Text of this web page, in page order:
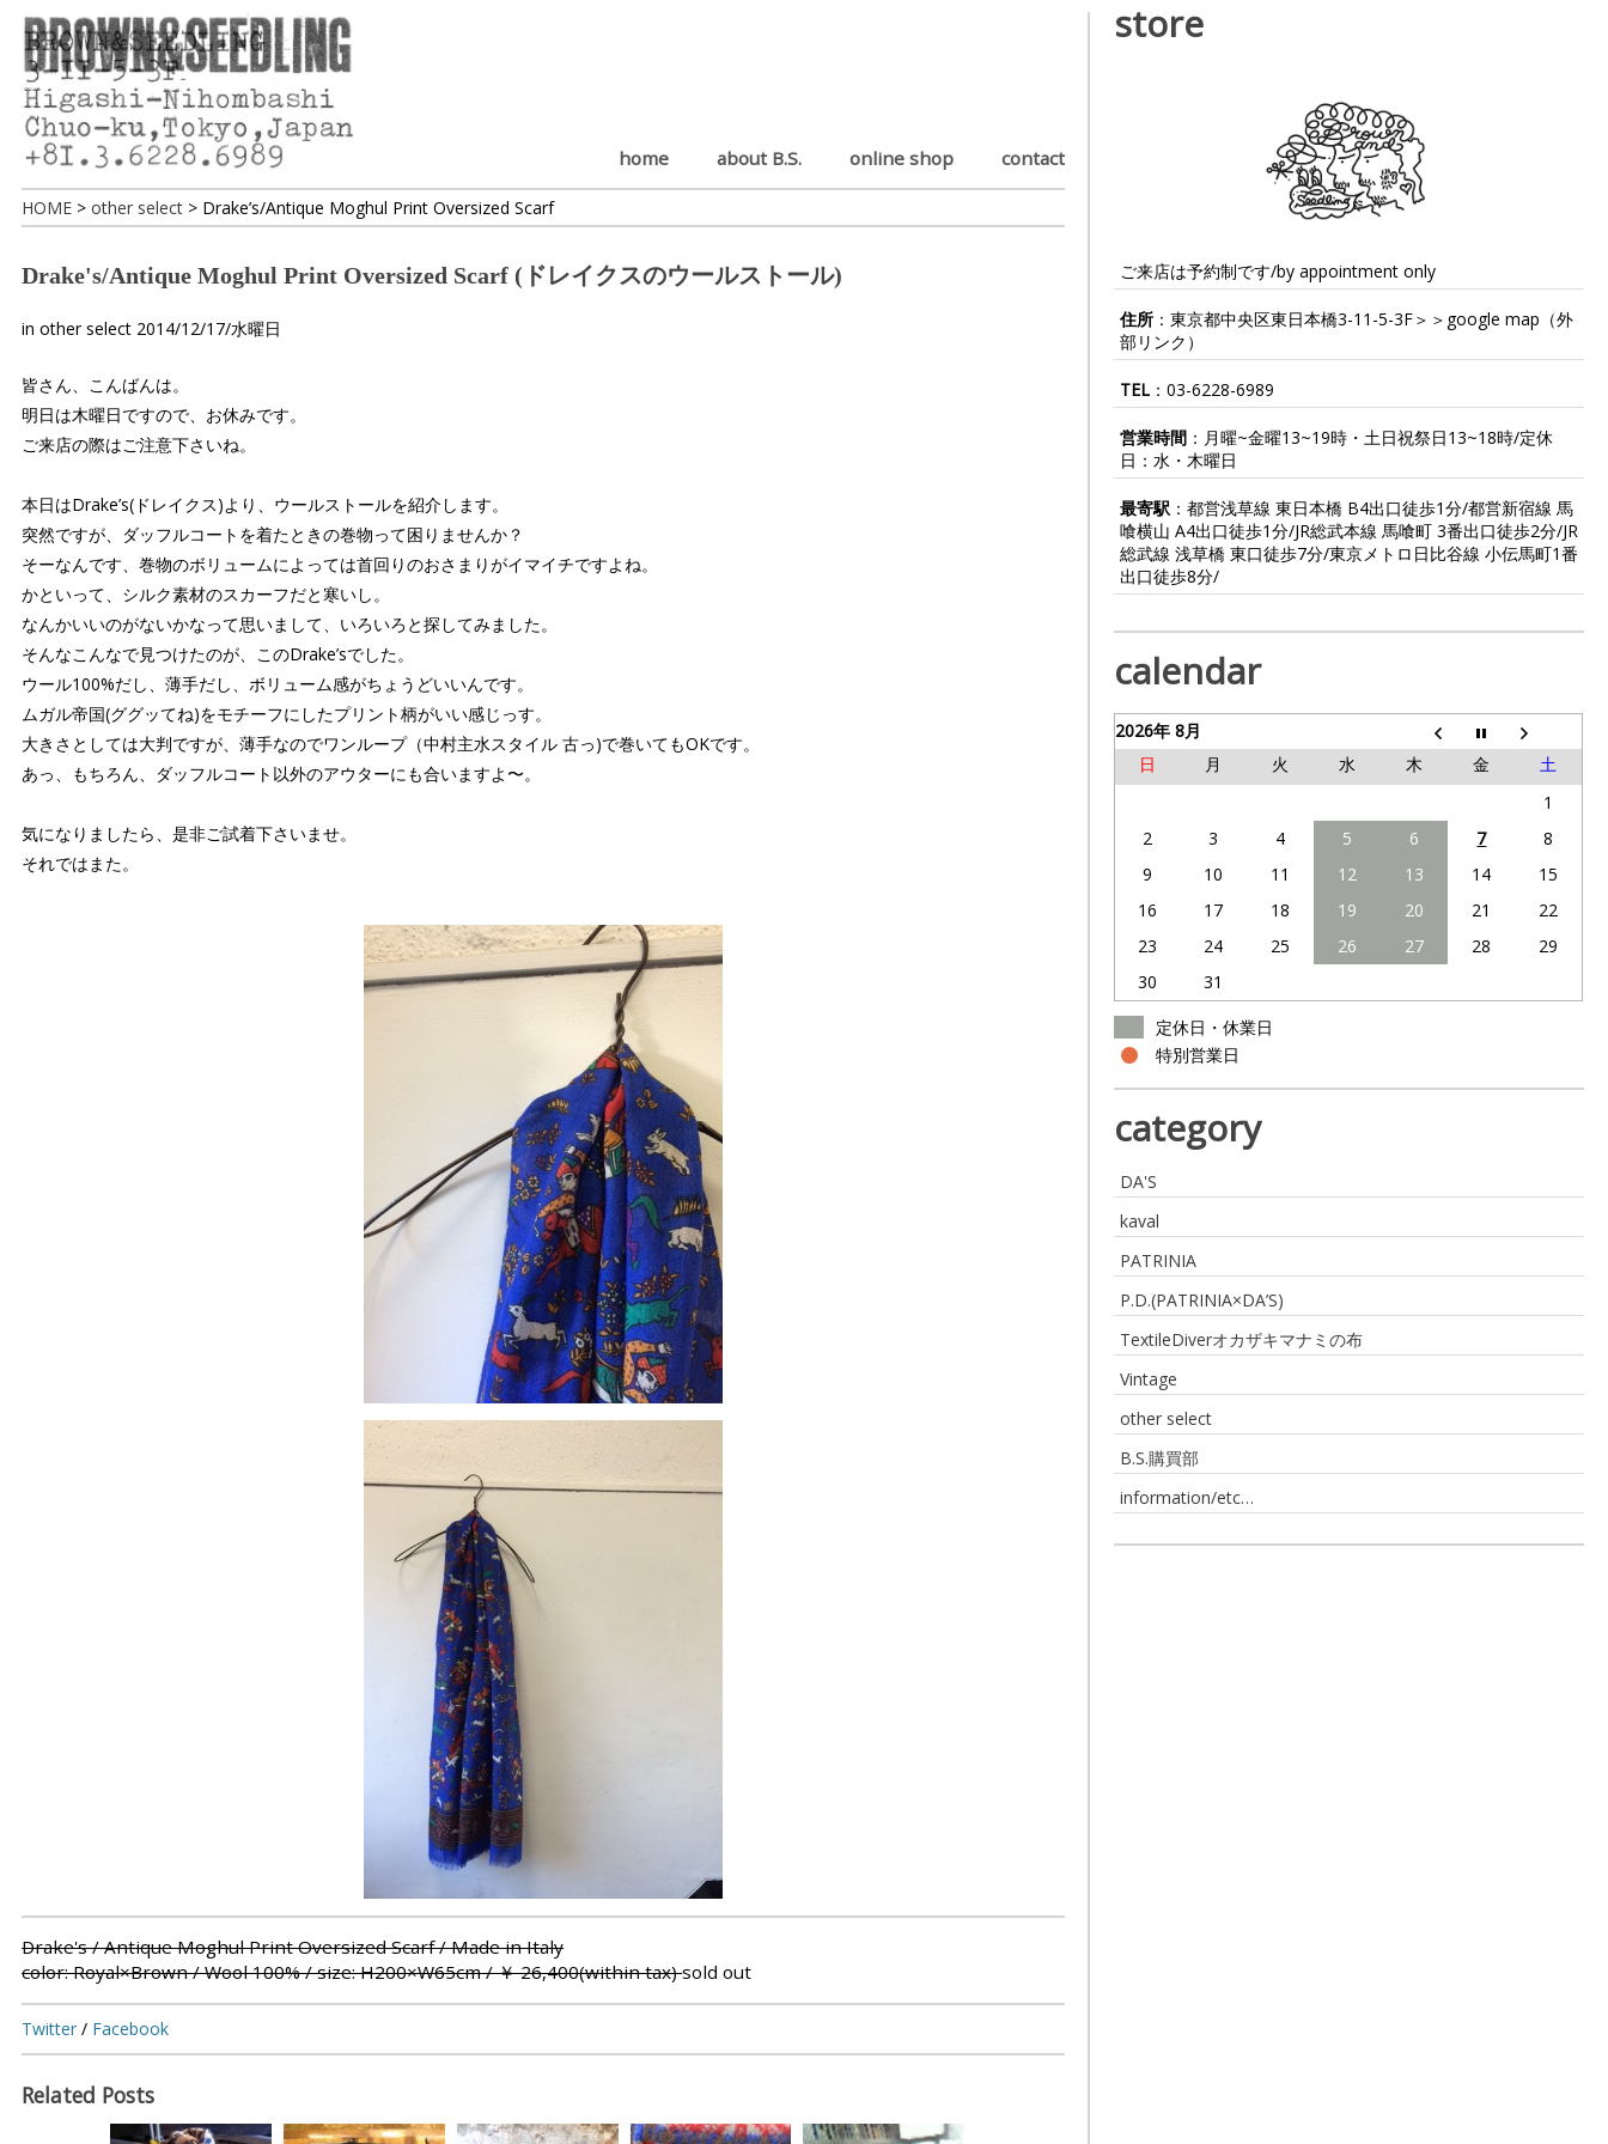
home about B.S. online shop contact
HOME >other select > Drake’s/Antique Moghul Print Oversized Scarf
Drake's/Antique Moghul Print Oversized Scarf (ドレイクスのウールストール)
inother select 2014/12/17/水曜日
皆さん、こんばんは。
明日は木曜日ですので、お休みです。
ご来店の際はご注意下さいね。
本日はDrake’s(ドレイクス)より、ウールストールを紹介します。
突然ですが、ダッフルコートを着たときの巻物って困りませんか？
そーなんです、巻物のボリュームによっては首回りのおさまりがイマイチですよね。
かといって、シルク素材のスカーフだと寒いし。
なんかいいのがないかなって思いまして、いろいろと探してみました。
そんなこんなで見つけたのが、このDrake’sでした。
ウール100%だし、薄手だし、ボリューム感がちょうどいいんです。
ムガル帝国(ググッてね)をモチーフにしたプリント柄がいい感じっす。
大きさとしては大判ですが、薄手なのでワンループ（中村主水スタイル 古っ)で巻いてもOKです。
あっ、もちろん、ダッフルコート以外のアウターにも合いますよ〜。
気になりましたら、是非ご試着下さいませ。
それではまた。
Drake's / Antique Moghul Print Oversized Scarf / Made in Italy
color: Royal×Brown / Wool 100% / size:H200×W65cm/ ￥ 26,400(within tax)sold out
Twitter / Facebook
Related Posts
store
ご来店は予約制です/by appointment only
住所 ：東京都中央区東日本橋3-11-5-3F＞＞ google map （外
部リンク）
TEL ：03-6228-6989
営業時間 ：月曜~金曜13~19時・土日祝祭日13~18時/定休
日：水・木曜日
最寄駅 ：都営浅草線 東日本橋 B4出口徒歩1分/都営新宿線 馬
喰横山 A4出口徒歩1分/JR総武本線 馬喰町 3番出口徒歩2分/JR
総武線 浅草橋 東口徒歩7分/東京メトロ日比谷線 小伝馬町1番
出口徒歩8分/
calendar
2026年 8月
日
月 火 水 木 金
土
1
2
3 4 5 6 7
8
9
10 11 12 13 14
15
16
17 18 19 20 21
22
23
24 25 26 27 28
29
30
31
定休日・休業日
特別営業日
category
DA'S
kaval
PATRINIA
P.D.(PATRINIA×DA’S)
TextileDiverオカザキマナミの布
Vintage
other select
B.S.購買部
information/etc…